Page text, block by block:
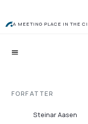
A MEETING PLACE IN THE
FORFATTER
Steinar Aasen